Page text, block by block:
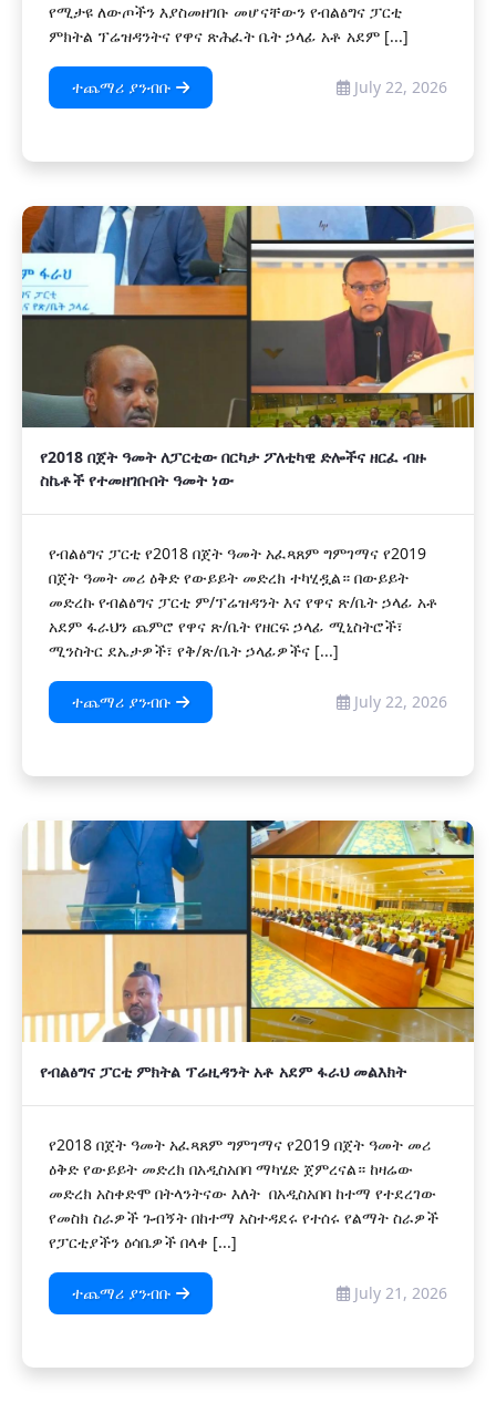
የሚታዩ ለውጦችን እያስመዘገቡ መሆናቸውን የብልፅግና ፓርቲ
ምክትል ፕሬዝዳንትና የዋና ጽሕፈት ቤት ኃላፊ አቶ አደም [...]
ተጨማሪ ያንብቡ July 22, 2026
የ2018 በጀት ዓመት ለፓርቲው በርካታ ፖለቲካዊ ድሎችና ዘርፈ ብዙ
ስኬቶች የተመዘገቡበት ዓመት ነው
የብልፅግና ፓርቲ የ2018 በጀት ዓመት አፈጻጸም ግምገማና የ2019
በጀት ዓመት መሪ ዕቅድ የውይይት መድረክ ተካሂዷል። በውይይት
መድረኩ የብልፅግና ፓርቲ ም/ፕሬዝዳንት እና የዋና ጽ/ቤት ኃላፊ አቶ
አደም ፋራህን ጨምሮ የዋና ጽ/ቤት የዘርፍ ኃላፊ ሚኒስትሮች፣
ሚንስትር ደኤታዎች፣ የቅ/ጽ/ቤት ኃላፊዎችና [...]
ተጨማሪ ያንብቡ July 22, 2026
የብልፅግና ፓርቲ ምክትል ፕሬዚዳንት አቶ አደም ፋራህ መልእክት
የ2018 በጀት ዓመት አፈጻጸም ግምገማና የ2019 በጀት ዓመት መሪ
ዕቅድ የውይይት መድረክ በአዲስአበባ ማካሄድ ጀምረናል። ከዛሬው
መድረክ አስቀድሞ በትላንትናው እለት በአዲስአበባ ከተማ የተደረገው
የመስክ ስራዎች ጉብኝት በከተማ አስተዳደሩ የተሰሩ የልማት ስራዎች
የፓርቲያችን ዕሳቤዎች በላቀ [...]
ተጨማሪ ያንብቡ July 21, 2026